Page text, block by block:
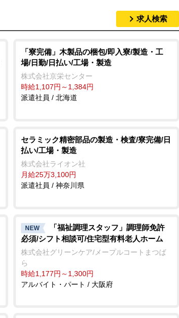
t
e
求人検索
「寮完備」木製品の梱包/即入寮/製造・工
場/日勤/日払い/工場・製造
株式会社京栄センター
時給1,107円～1,384円
派遣社員 / 北海道
セラミック精密部品の製造・検査/寮完備/日
払い/工場・製造
株式会社ライオン社
月給25万3,100円
派遣社員 / 神奈川県
NEW
「福祉調理スタッフ」調理師免許
必須/シフト相談可/住宅型有料老人ホーム
株式会社グリーンケア/メープルコートまつば
ら
時給1,177円～1,300円
アルバイト・パート / 大阪府